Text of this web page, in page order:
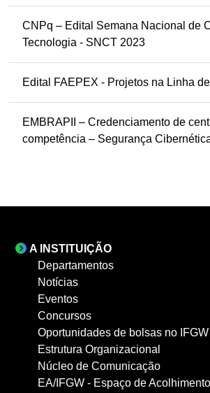
CNPq – Edital Semana Nacional de
Tecnologia - SNCT 2023
Edital FAEPEX - Projetos na Linha
EMBRAPII – Credenciamento de
competência – Segurança
A INSTITUIÇÃO
Departamentos
Notícias
Eventos
Concursos
Oportunidades de bolsas no IFGW
Estrutura Organizacional
Núcleo de Comunicação
EA/IFGW - Espaço de